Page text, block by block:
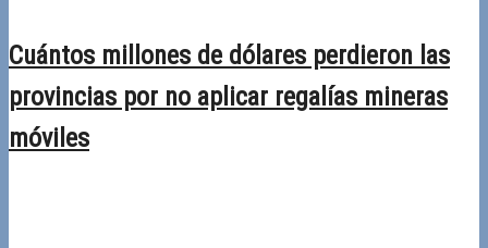
Cuántos millones de dólares perdieron las
provincias por no aplicar regalías mineras
móviles